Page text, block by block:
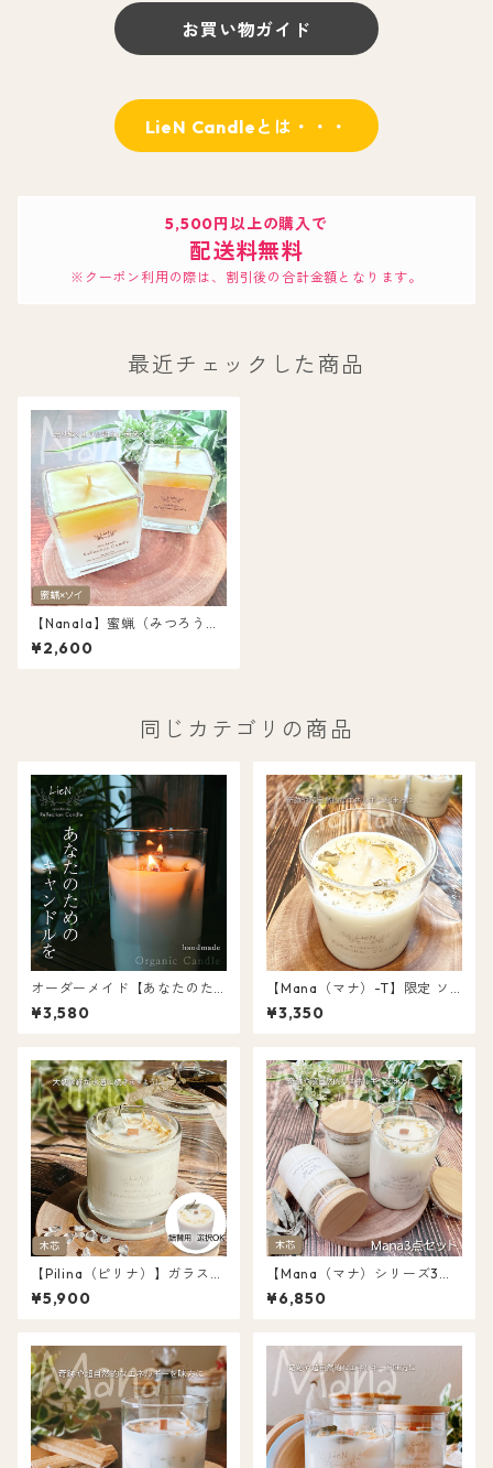
お買い物ガイド
LieN Candleとは・・・
5,500円以上の購入で
配送料無料
※クーポン利用の際は、割引後の合計金額となります。
最近チェックした商品
【Nanala】蜜蝋（みつろう）
ソイ ツートン キャンドル 浄化
キャンドル 天然アロマ L047
¥2,600
同じカテゴリの商品
オーダーメイド【あなたのた
めのキャンドル】容器から材
料まで選んで自分だけのキャ
ガニック キャンドル 天然アロ
マ 送料無料
¥3,580
【Mana（マナ）-T】限定 ソ
イ キャンドル パロサント＆ホ
ワイトセージ オーガニック 天
¥3,350
【Pilina（ピリナ）】ガラスか
ぶせ蓋 ソイ キャンドル セージ
＆パロサント 浄化 キャンドル
¥5,900
【Mana（マナ）シリーズ3点
セット】ソイ キャンドル 木芯
ウッドウィック パロサント＆
¥6,850